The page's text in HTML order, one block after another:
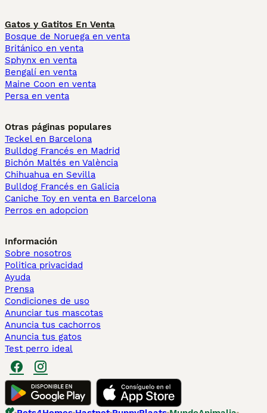
Gatos y Gatitos En Venta
Bosque de Noruega en venta
Británico en venta
Sphynx en venta
Bengalí en venta
Maine Coon en venta
Persa en venta
Otras páginas populares
Teckel en Barcelona
Bulldog Francés en Madrid
Bichón Maltés en València
Chihuahua en Sevilla
Bulldog Francés en Galicia
Caniche Toy en venta en Barcelona
Perros en adopcion
Información
Sobre nosotros
Politica privacidad
Ayuda
Prensa
Condiciones de uso
Anunciar tus mascotas
Anuncia tus cachorros
Anuncia tus gatos
Test perro ideal